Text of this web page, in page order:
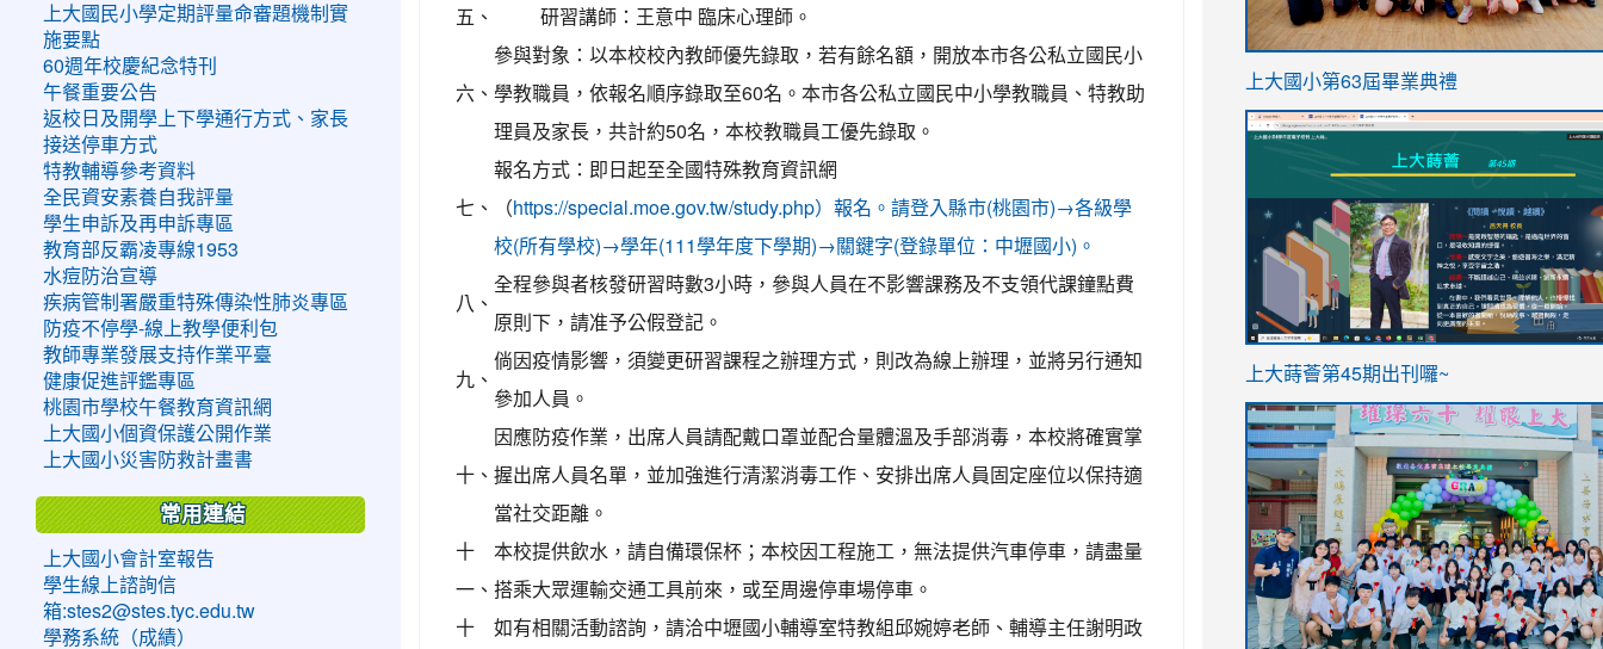
五、
研習講師：王意中 臨床心理師。
六、
參與對象：以本校校內教師優先錄取，若有餘名額，開放本市各公私立國民小
學教職員，依報名順序錄取至60名。本市各公私立國民中小學教職員、特教助
理員及家長，共計約50名，本校教職員工優先錄取。
七、
報名方式：即日起至全國特殊教育資訊網
（https://special.moe.gov.tw/study.php）報名。請登入縣市(桃園市)→各級學
校(所有學校)→學年(111學年度下學期)→關鍵字(登錄單位：中壢國小)。
八、
全程參與者核發研習時數3小時，參與人員在不影響課務及不支領代課鐘點費
原則下，請准予公假登記。
九、
倘因疫情影響，須變更研習課程之辦理方式，則改為線上辦理，並將另行通知
參加人員。
十、
因應防疫作業，出席人員請配戴口罩並配合量體溫及手部消毒，本校將確實掌
握出席人員名單，並加強進行清潔消毒工作、安排出席人員固定座位以保持適
當社交距離。
十
一、
本校提供飲水，請自備環保杯；本校因工程施工，無法提供汽車停車，請盡量
搭乘大眾運輸交通工具前來，或至周邊停車場停車。
十
如有相關活動諮詢，請洽中壢國小輔導室特教組邱婉婷老師、輔導主任謝明政
上大國民小學定期評量命審題機制實
施要點
60週年校慶紀念特刊
午餐重要公告
返校日及開學上下學通行方式、家長
接送停車方式
特教輔導參考資料
全民資安素養自我評量
學生申訴及再申訴專區
教育部反霸凌專線1953
水痘防治宣導
疾病管制署嚴重特殊傳染性肺炎專區
防疫不停學-線上教學便利包
教師專業發展支持作業平臺
健康促進評鑑專區
桃園市學校午餐教育資訊網
上大國小個資保護公開作業
上大國小災害防救計畫書
常用連結
上大國小會計室報告
學生線上諮詢信
箱:stes2@stes.tyc.edu.tw
學務系統（成績）
link
https://sites.google.com/stes.tyc.edu.tw/
上大國小第63屆畢業典禮
link
ink
https://sites.google.com/stes.tyc.edu.tw/
link
https://sites.google.com/stes.tyc.edu.tw/
上大蒔薈第45期出刊囉~